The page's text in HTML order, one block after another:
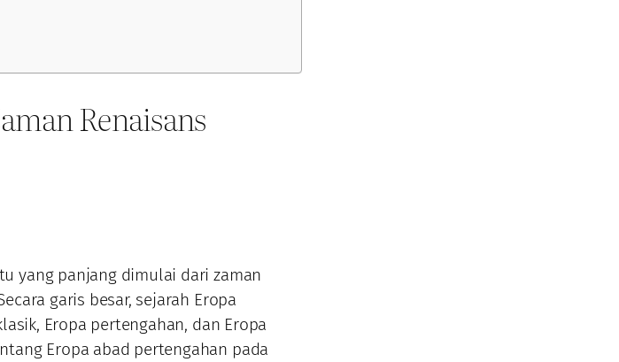
Renaisans
yang panjang dimulai dari zaman
garis besar, sejarah Eropa
Eropa pertengahan, dan Eropa
Eropa abad pertengahan pada